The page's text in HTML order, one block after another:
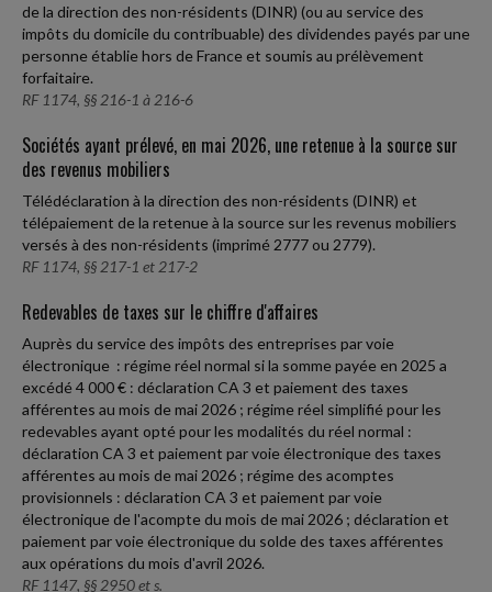
de la direction des non-résidents (DINR) (ou au service des
impôts du domicile du contribuable) des dividendes payés par une
personne établie hors de France et soumis au prélèvement
forfaitaire.
RF 1174, §§ 216-1 à 216-6
Sociétés ayant prélevé, en mai 2026, une retenue à la source sur
des revenus mobiliers
Télédéclaration à la direction des non-résidents (DINR) et
télépaiement de la retenue à la source sur les revenus mobiliers
versés à des non-résidents (imprimé 2777 ou 2779).
RF 1174, §§ 217-1 et 217-2
Redevables de taxes sur le chiffre d'affaires
Auprès du service des impôts des entreprises par voie
électronique : régime réel normal si la somme payée en 2025 a
excédé 4 000 € : déclaration CA 3 et paiement des taxes
afférentes au mois de mai 2026 ; régime réel simplifié pour les
redevables ayant opté pour les modalités du réel normal :
déclaration CA 3 et paiement par voie électronique des taxes
afférentes au mois de mai 2026 ; régime des acomptes
provisionnels : déclaration CA 3 et paiement par voie
électronique de l'acompte du mois de mai 2026 ; déclaration et
paiement par voie électronique du solde des taxes afférentes
aux opérations du mois d'avril 2026.
RF 1147, §§ 2950 et s.